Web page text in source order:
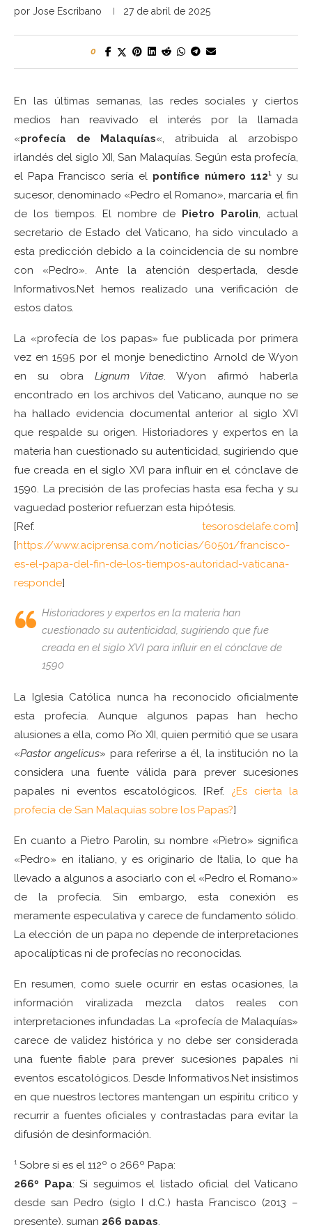
por Jose Escribano 27 de abril de 2025
0
En las últimas semanas, las redes sociales y ciertos
medios han reavivado el interés por la llamada
«profecía de Malaquías«, atribuida al arzobispo
irlandés del siglo XII, San Malaquías. Según esta profecía,
el Papa Francisco sería el pontífice número 112¹ y su
sucesor, denominado «Pedro el Romano», marcaría el fin
de los tiempos.
El nombre de Pietro Parolin , actual
secretario de Estado del Vaticano, ha sido vinculado a
esta predicción debido a la coincidencia de su nombre
con «Pedro».
Ante la atención despertada, desde
Informativos.Net hemos realizado una verificación de
estos datos.
La «profecía de los papas» fue publicada por primera
vez en 1595 por el monje benedictino Arnold de Wyon
en su obra Lignum Vitae . Wyon afirmó haberla
encontrado en los archivos del Vaticano, aunque no se
ha hallado evidencia documental anterior al siglo XVI
que respalde su origen. Historiadores y expertos en la
materia han cuestionado su autenticidad, sugiriendo que
fue creada en el siglo XVI para influir en el cónclave de
1590. La precisión de las profecías hasta esa fecha y su
vaguedad posterior refuerzan esta hipótesis.
[Ref.
tesorosdelafe.com]
[https://www.aciprensa.com/noticias/60501/francisco-
es-el-papa-del-fin-de-los-tiempos-autoridad-vaticana-
responde]
Historiadores y expertos en la materia han
cuestionado su autenticidad, sugiriendo que fue
creada en el siglo XVI para influir en el cónclave de
1590
La Iglesia Católica nunca ha reconocido oficialmente
esta profecía.
Aunque algunos papas han hecho
alusiones a ella, como Pío XII, quien permitió que se usara
«Pastor angelicus» para referirse a él, la institución no la
considera una fuente válida para prever sucesiones
papales ni eventos escatológicos. [Ref. ¿Es cierta la
profecía de San Malaquías sobre los Papas?]
En cuanto a Pietro Parolin, su nombre «Pietro» significa
«Pedro» en italiano, y es originario de Italia, lo que ha
llevado a algunos a asociarlo con el «Pedro el Romano»
de la profecía.
Sin embargo, esta conexión es
meramente especulativa y carece de fundamento sólido.
La elección de un papa no depende de interpretaciones
apocalípticas ni de profecías no reconocidas.
En resumen, como suele ocurrir en estas ocasiones, la
información viralizada mezcla datos reales con
interpretaciones infundadas. La «profecía de Malaquías»
carece de validez histórica y no debe ser considerada
una fuente fiable para prever sucesiones papales ni
eventos escatológicos. Desde Informativos.Net insistimos
en que nuestros lectores mantengan un espíritu crítico y
recurrir a fuentes oficiales y contrastadas para evitar la
difusión de desinformación.
¹ Sobre si es el 112º o 266º Papa:
266º Papa: Si seguimos el listado oficial del Vaticano
desde san Pedro (siglo I d.C.) hasta Francisco (2013 –
presente), suman 266 papas